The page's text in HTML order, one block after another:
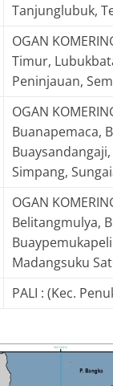
Tanjunglubuk,
OGAN
Timur,
Peninjauan,
OGAN
Buanapemaca,
Simpang,
OGAN
Belitangmulya,
Madangsuku
PALI : (Kec.